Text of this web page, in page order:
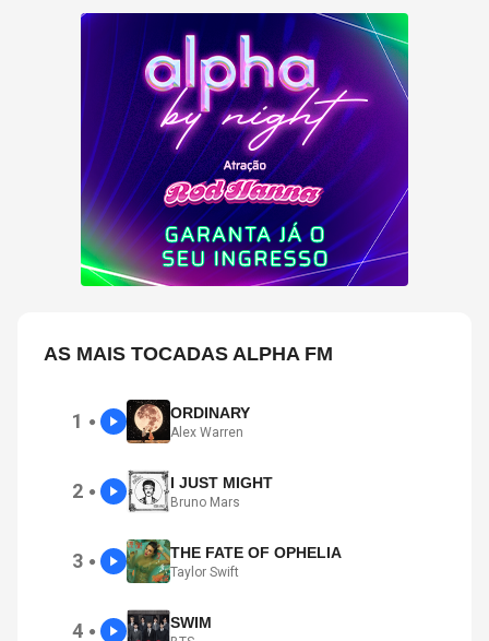
AS MAIS TOCADAS ALPHA FM
1 ● ORDINARY
Alex Warren
2 ● I JUST MIGHT
Bruno Mars
3 ● THE FATE OF OPHELIA
Taylor Swift
4 ● SWIM